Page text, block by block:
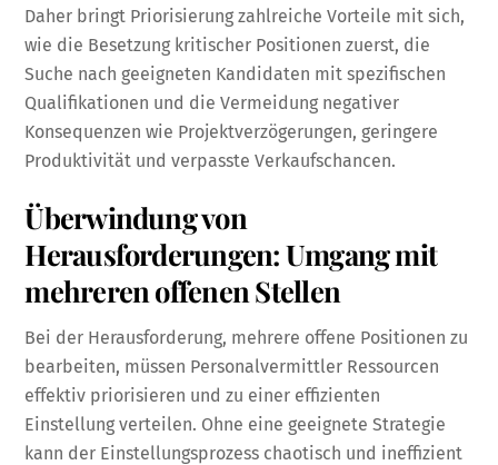
Daher bringt Priorisierung zahlreiche Vorteile mit sich,
wie die Besetzung kritischer Positionen zuerst, die
Suche nach geeigneten Kandidaten mit spezifischen
Qualifikationen und die Vermeidung negativer
Konsequenzen wie Projektverzögerungen, geringere
Produktivität und verpasste Verkaufschancen.
Überwindung von
Herausforderungen: Umgang mit
mehreren offenen Stellen
Bei der Herausforderung, mehrere offene Positionen zu
bearbeiten, müssen Personalvermittler Ressourcen
effektiv priorisieren und zu einer effizienten
Einstellung verteilen. Ohne eine geeignete Strategie
kann der Einstellungsprozess chaotisch und ineffizient